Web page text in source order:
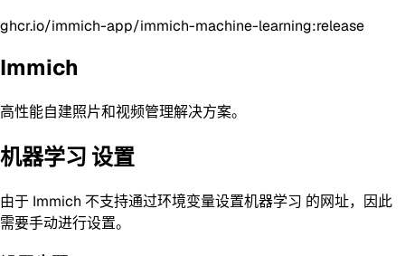
ghcr.io/immich-app/immich-machine-learning:release
Immich
高性能自建照片和视频管理解决方案。
机器学习 设置
由于 Immich 不支持通过环境变量设置机器学习 的网址，因此
需要手动进行设置。